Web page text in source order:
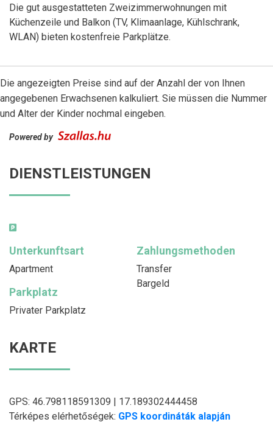
Die gut ausgestatteten Zweizimmerwohnungen mit
Küchenzeile und Balkon (TV, Klimaanlage, Kühlschrank,
WLAN) bieten kostenfreie Parkplätze.
Die angezeigten Preise sind auf der Anzahl der von Ihnen
angegebenen Erwachsenen kalkuliert. Sie müssen die Nummer
und Alter der Kinder nochmal eingeben.
Powered by
DIENSTLEISTUNGEN
Unterkunftsart
Apartment
Zahlungsmethoden
Transfer
Bargeld
Parkplatz
Privater Parkplatz
KARTE
GPS: 46.798118591309 | 17.189302444458
Térképes elérhetőségek: GPS koordináták alapján